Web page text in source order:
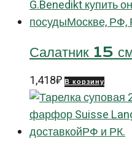
Салатник 15
1,418₽ В корзину